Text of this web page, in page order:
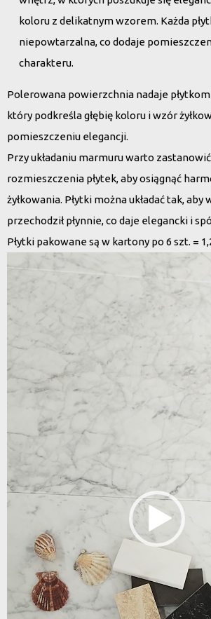
koloru z delikatnym wzorem. Każda
niepowtarzalna, co dodaje
charakteru.
Polerowana powierzchnia nadaje płytkom
który podkreśla głębię koloru i wzór
pomieszczeniu elegancji.
Przy układaniu marmuru warto
rozmieszczenia płytek, aby osiągnąć
żyłkowania. Płytki można układać tak, aby
przechodził płynnie, co daje elegancki i
Płytki pakowane są w kartony po 6 szt. =
video